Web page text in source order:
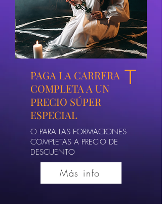
PAGA LA CARRERA
COMPLETA A UN
PRECIO SÚPER
ESPECIAL
T
O PARA LAS FORMACIONES
COMPLETAS A PRECIO DE
DESCUENTO
Más info